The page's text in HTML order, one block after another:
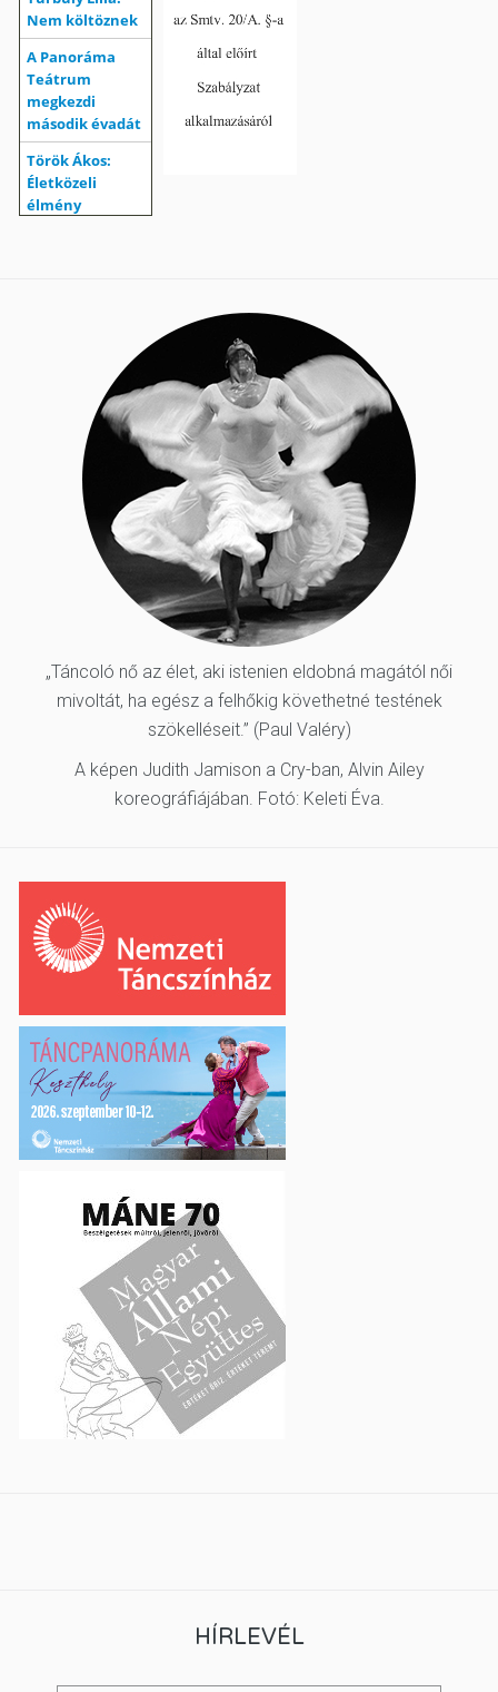
„Táncoló nő az élet, aki istenien eldobná magától női
mivoltát, ha egész a felhőkig követhetné testének
szökelléseit.” (Paul Valéry)
A képen Judith Jamison a Cry-ban, Alvin Ailey
koreográfiájában. Fotó: Keleti Éva.
HÍRLEVÉL